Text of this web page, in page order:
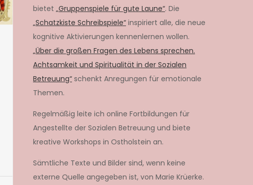
bietet „Gruppenspiele für gute Laune“. Die
„Schatzkiste Schreibspiele“ inspiriert alle, die neue
kognitive Aktivierungen kennenlernen wollen.
„Über die großen Fragen des Lebens sprechen.
Achtsamkeit und Spiritualität in der Sozialen
Betreuung“ schenkt Anregungen für emotionale
Themen.
Regelmäßig leite ich online Fortbildungen für
Angestellte der Sozialen Betreuung und biete
kreative Workshops in Ostholstein an.
Sämtliche Texte und Bilder sind, wenn keine
externe Quelle angegeben ist, von Marie Krüerke.